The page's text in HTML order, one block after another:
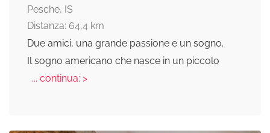
Pesche, IS
Distanza: 64,4 km
Due amici, una grande passione e un sogno.
Il sogno americano che nasce in un piccolo
... continua: >